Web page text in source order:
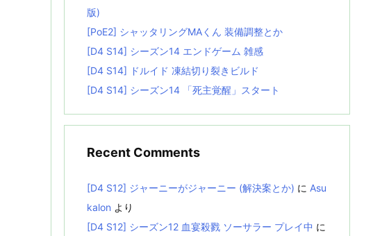
版)
[PoE2] シャッタリングMAくん 装備調整とか
[D4 S14] シーズン14 エンドゲーム 雑感
[D4 S14] ドルイド 凍結切り裂きビルド
[D4 S14] シーズン14 「死主覚醒」スタート
Recent Comments
[D4 S12] ジャーニーがジャーニー (解決案とか) に Asu
kalon より
[D4 S12] シーズン12 血宴殺戮 ソーサラー プレイ中 に